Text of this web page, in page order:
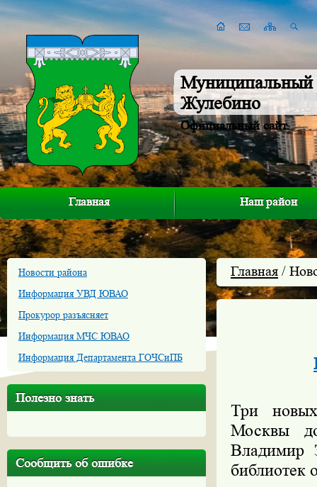
Муниципальный
Жулебино
Официальный сайт
Главная Наш район
Новости района
Информация УВД ЮВАО
Прокурор разъясняет
Информация МЧС ЮВАО
Информация Департамента ГОЧСиПБ
Полезно знать
Сообщить об ошибке
Главная /
Три
Москвы
Владимир
библиотек